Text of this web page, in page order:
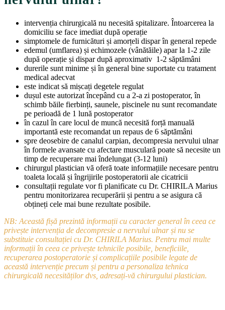
intervenția chirurgicală nu necesită spitalizare. Întoarcerea la
domiciliu se face imediat după operație
simptomele de furnicături și amorțeli dispar în general repede
edemul (umflarea) și echimozele (vânătăile) apar la 1-2 zile
după operație și dispar după aproximativ 1-2 săptămâni
durerile sunt minime și în general bine suportate cu tratament
medical adecvat
este indicat să mișcați degetele regulat
dușul este autorizat începând cu a 2-a zi postoperator, în
schimb băile fierbinți, saunele, piscinele nu sunt recomandate
pe perioadă de 1 lună postoperator
în cazul în care locul de muncă necesită forță manuală
importantă este recomandat un repaus de 6 săptămâni
spre deosebire de canalul carpian, decompresia nervului ulnar
în formele avansate cu afectare musculară poate să necesite un
timp de recuperare mai îndelungat (3-12 luni)
chirurgul plastician vă oferă toate informațiile necesare pentru
toaleta locală și îngrijirile postoperatorii ale cicatricii
consultații regulate vor fi planificate cu Dr. CHIRILA Marius
pentru monitorizarea recuperării și pentru a se asigura că
obțineți cele mai bune rezultate posibile.
NB: Această fișă prezintă informații cu caracter general în ceea ce
privește intervenția de decompresie a nervului ulnar și nu se
substituie consultației cu Dr. CHIRILA Marius. Pentru mai multe
informații în ceea ce privește tehnicile posibile, beneficiile,
recuperarea postoperatorie și complicațiile posibile legate de
această intervenție precum și pentru a personaliza tehnica
chirurgicală necesităților dvs, adresați-vă chirurgului plastician.